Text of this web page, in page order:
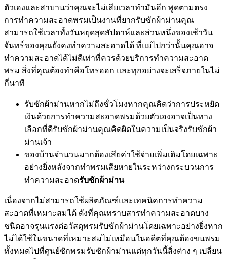
ตัวเองและสาบานว่าคุณจะไม่เสียเวลาทำมันอีก พูดตามตรง
การทำความสะอาดพรมเป็นงานที่ยากรับซักผ้าม่านคุณ
สามารถใช้เวลาทั้งวันหยุดสุดสัปดาห์และส่วนหนึ่งของเช้าวัน
จันทร์ของคุณยังคงทำความสะอาดได้ ที่แย่ไปกว่านั้นคุณอาจ
ทำความสะอาดได้ไม่ดีเท่าที่ควรด้วยบริการทำความสะอาด
พรม สิ่งที่คุณต้องทำคือโทรออก และทุกอย่างจะเสร็จภายในไม่
กี่นาที
รับซักผ้าม่านหากไม่ถึงชั่วโมงหากคุณคิดว่าการประหยัด
เงินด้วยการทำความสะอาดพรมด้วยตัวเองอาจเป็นทาง
เลือกที่ดีรับซักผ้าม่านคุณคิดผิดในความเป็นจริงรับซักผ้า
ม่านเจ้า
ของบ้านจำนวนมากต้องเสียค่าใช้จ่ายเพิ่มเติมโดยเฉพาะ
อย่างยิ่งหลังจากทำพรมเสียหายในระหว่างกระบวนการ
ทำความสะอาดรับซักผ้าม่าน
เนื่องจากไม่สามารถใช้ผลิตภัณฑ์และเทคนิคการทำความ
สะอาดที่เหมาะสมได้ ดังที่คุณทราบสารทำความสะอาดบาง
ชนิดอาจรุนแรงต่อวัสดุพรมรับซักผ้าม่านโดยเฉพาะอย่างยิ่งหาก
ไม่ได้ใช้ในขนาดที่เหมาะสมไม่เหมือนในอดีตที่คุณต้องขนพรม
ทั้งหมดไปที่ศูนย์ซักพรมรับซักผ้าม่านแต่ทุกวันนี้สิ่งต่าง ๆ เปลี่ยน